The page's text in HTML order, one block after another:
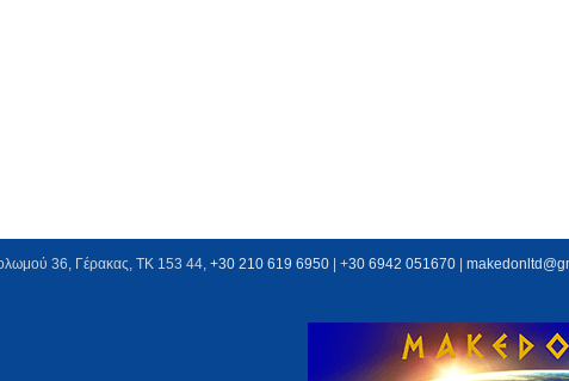
36, Γέρακας, ΤΚ 153 44, +30 210 619 6950 | +30 6942 051670